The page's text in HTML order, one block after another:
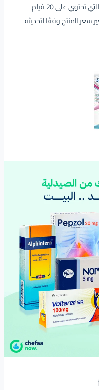
سعر spasulance هو 90 جنيه للعبوة التي تحتوي على 20 فيلم
سعر المنتج وفقًا لتحديثه